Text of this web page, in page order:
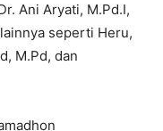
Ani Aryati, M.Pd.I,
seperti Heru,
M.Pd, dan